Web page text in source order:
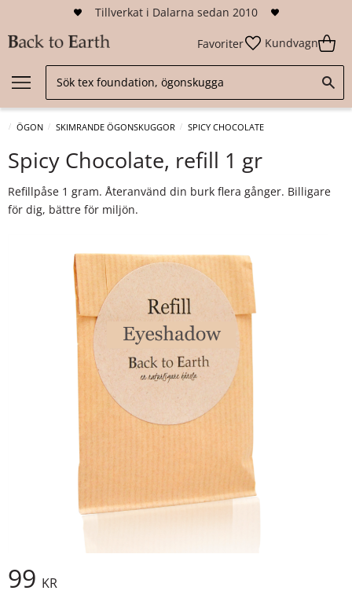
Tillverkat i Dalarna sedan 2010
Favoriter Kundvagn
ÖGON SKIMRANDE ÖGONSKUGGOR SPICY CHOCOLATE
Spicy Chocolate, refill 1 gr
Refillpåse 1 gram. Återanvänd din burk flera gånger. Billigare
för dig, bättre för miljön.
99 KR